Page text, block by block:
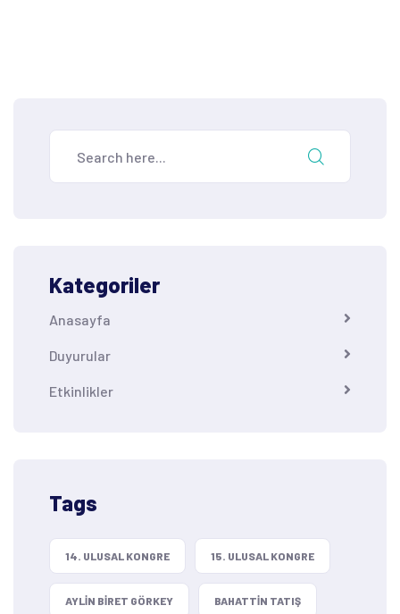
Kategoriler
Anasayfa
Duyurular
Etkinlikler
Tags
14. ULUSAL KONGRE 15. ULUSAL KONGRE
AYLIN BIRET GÖRKEY BAHATTIN TATIŞ